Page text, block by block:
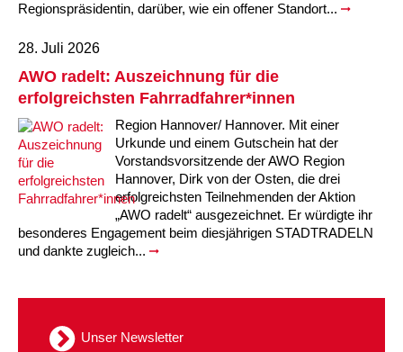
Regionspräsidentin, darüber, wie ein offener Standort...
28. Juli 2026
AWO radelt: Auszeichnung für die
erfolgreichsten Fahrradfahrer*innen
Region Hannover/ Hannover. Mit einer
Urkunde und einem Gutschein hat der
Vorstandsvorsitzende der AWO Region
Hannover, Dirk von der Osten, die drei
erfolgreichsten Teilnehmenden der Aktion
„AWO radelt“ ausgezeichnet. Er würdigte ihr
besonderes Engagement beim diesjährigen STADTRADELN
und dankte zugleich...
Unser Newsletter